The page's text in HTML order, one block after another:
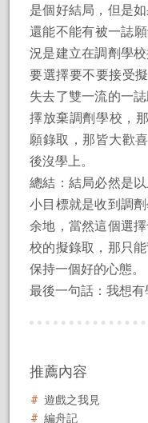
是個好結局，但是
還能不能有被一誌
況是建立在調劑學
要選擇要不要接受
失去了雙一流的一
擇放棄調劑學校，
願錄取，那皆大歡
後沒學上。
總結：結局必然是
小目標就是收到調
余地，當然這個選
校的擬錄取，那只
保持一個好的心態。
最後一句話：我想有
推薦內容
遊戲之我見
編舟記